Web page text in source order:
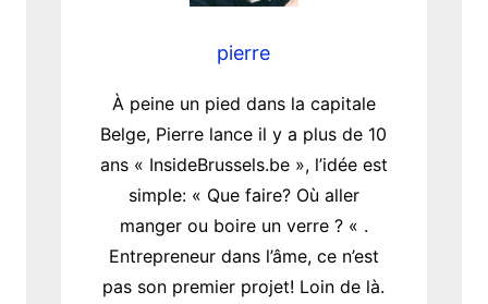
pierre
À peine un pied dans la capitale
Belge, Pierre lance il y a plus de 10
ans « InsideBrussels.be », l’idée est
simple: « Que faire? Où aller
manger ou boire un verre ? « .
Entrepreneur dans l’âme, ce n’est
pas son premier projet! Loin de là.